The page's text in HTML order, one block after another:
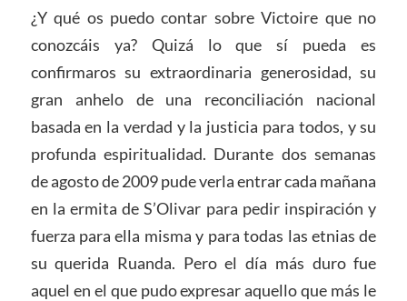
¿Y qué os puedo contar sobre Victoire que no
conozcáis ya? Quizá lo que sí pueda es
confirmaros su extraordinaria generosidad, su
gran anhelo de una reconciliación nacional
basada en la verdad y la justicia para todos, y su
profunda espiritualidad. Durante dos semanas
de agosto de 2009 pude verla entrar cada mañana
en la ermita de S’Olivar para pedir inspiración y
fuerza para ella misma y para todas las etnias de
su querida Ruanda. Pero el día más duro fue
aquel en el que pudo expresar aquello que más le